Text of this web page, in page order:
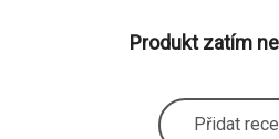
Produkt zatím
Přidat